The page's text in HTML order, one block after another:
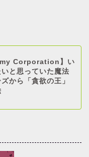
Corporation】い
と思っていた魔法
から「貪欲の王」